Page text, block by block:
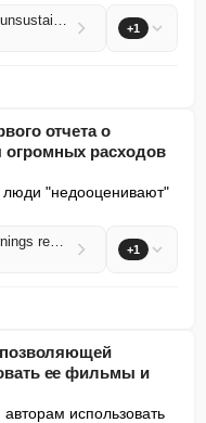
Student loan repayment rates an 'unsustainable burden', chancellor told +1
отчета о
расходов
люди "недооценивают"
SpaceX shares sink after first earnings report reveals huge AI spending plans +1
позволяющей
ее фильмы и
использовать